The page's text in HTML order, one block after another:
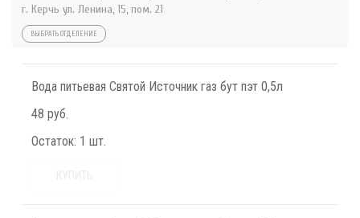
г. Керчь ул. Ленина, 15, пом. 21
ВЫБРАТЬ ОТДЕЛЕНИЕ
Вода питьевая Святой Источник газ бут пэт 0,5л
48 руб.
Остаток: 1 шт.